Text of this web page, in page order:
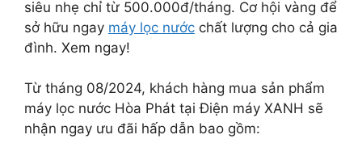
siêu nhẹ chỉ từ 500.000đ/tháng. Cơ hội vàng để
sở hữu ngay máy lọc nước chất lượng cho cả gia
đình. Xem ngay!
Từ tháng 08/2024, khách hàng mua sản phẩm
máy lọc nước Hòa Phát tại Điện máy XANH sẽ
nhận ngay ưu đãi hấp dẫn bao gồm: